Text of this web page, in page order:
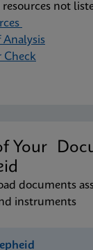
not
Analysis
Check
Your
documents
instruments